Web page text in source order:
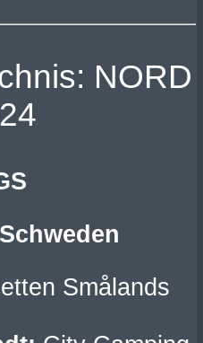
NORD
Smålands